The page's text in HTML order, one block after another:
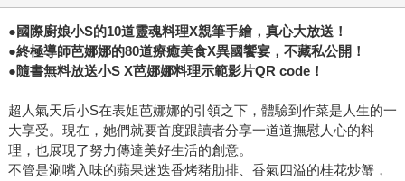
●國際廚娘小S的10道靈魂料理X親筆手繪，真心大放送！
●終極導師芭娜娜的80道療癒美食X異國饗宴，不藏私公開！
●隨書無料放送小S X芭娜娜料理示範影片QR code！
超人氣天后小S在表姐芭娜娜的引領之下，體驗到作菜是人生的一
大享受。現在，她們就要首度跟讀者分享一道道撫慰人心的料
理，也展現了努力傳達美好生活的創意。
不管是涮嘴入味的蘋果迷迭香烤豬肋排、香氣四溢的桂花炒蟹，